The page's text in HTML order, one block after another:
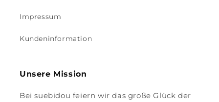
Impressum
Kundeninformation
Unsere Mission
Bei suebidou feiern wir das große Glück der